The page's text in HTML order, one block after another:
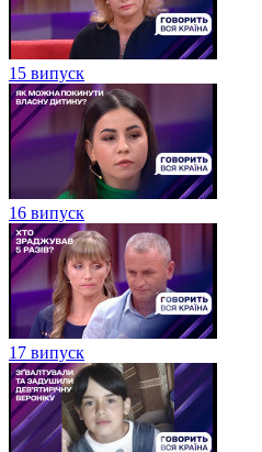
15 випуск
16 випуск
17 випуск